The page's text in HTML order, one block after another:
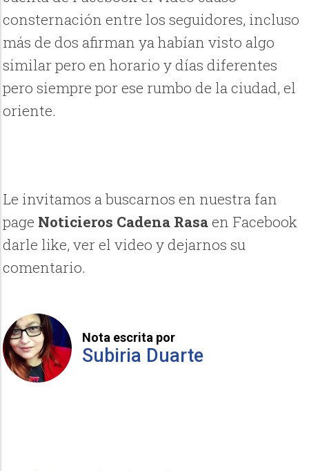
consternación entre los seguidores, incluso
más de dos afirman ya habían visto algo
similar pero en horario y días diferentes
pero siempre por ese rumbo de la ciudad, el
oriente.
Le invitamos a buscarnos en nuestra fan
page Noticieros Cadena Rasaen Facebook
darle like, ver el video y dejarnos su
comentario.
Nota escrita por
Subiria Duarte